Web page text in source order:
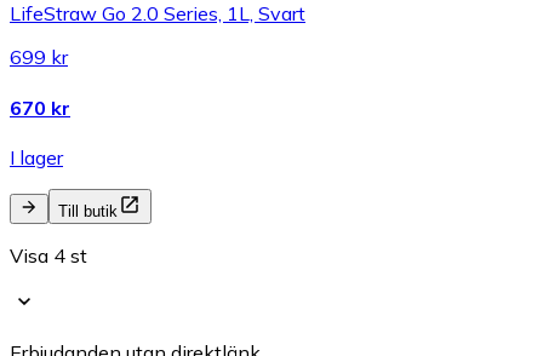
LifeStraw Go 2.0 Series, 1L, Svart
699 kr
670 kr
I lager
Till butik
Visa 4 st